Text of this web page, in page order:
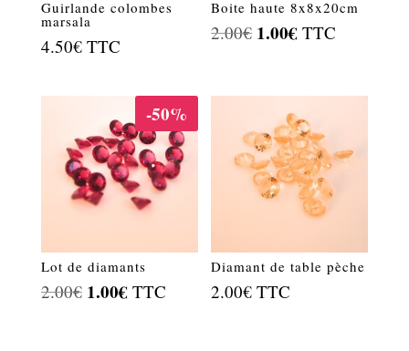
Guirlande colombes
marsala
4.50€ TTC
Boite haute 8x8x20cm
2.00€ Le
était :
2.00€.
1.00€ Le
est :
1.00€.
TTC
-50%
Lot de diamants
2.00€ Le
1.00€Le
TTC
Diamant de table pèche
2.00€ TTC